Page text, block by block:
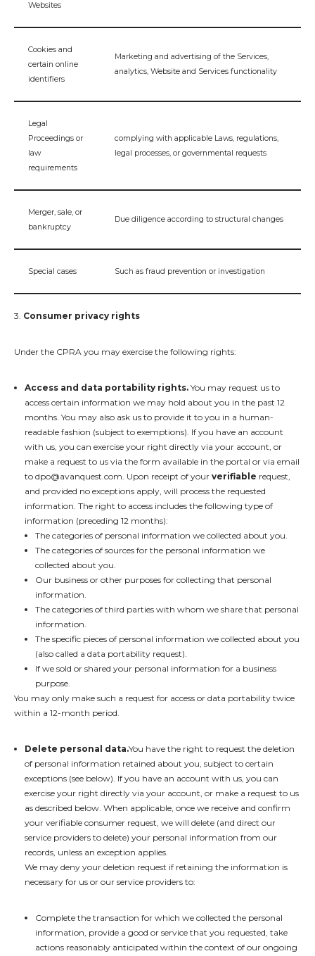
Websites
Cookies and
certain online
identifiers
Marketing and advertising of the Services,
analytics, Website and Services functionality
Legal
Proceedings or
law
requirements
complying with applicable Laws, regulations,
legal processes, or governmental requests
Merger, sale, or
bankruptcy
Due diligence according to structural changes
Special cases Such as fraud prevention or investigation
3. Consumer privacy rights
Under the CPRA you may exercise the following rights:
Access and data portability rights. You may request us to
access certain information we may hold about you in the past 12
months. You may also ask us to provide it to you in a human-
readable fashion (subject to exemptions). If you have an account
with us, you can exercise your right directly via your account, or
make a request to us via the form available in the portal or via email
to dpo@avanquest.com. Upon receipt of your verifiable request,
and provided no exceptions apply, will process the requested
information. The right to access includes the following type of
information (preceding 12 months):
The categories of personal information we collected about you.
The categories of sources for the personal information we
collected about you.
Our business or other purposes for collecting that personal
information.
The categories of third parties with whom we share that personal
information.
The specific pieces of personal information we collected about you
(also called a data portability request).
If we sold or shared your personal information for a business
purpose.
You may only make such a request for access or data portability twice
within a 12-month period.
Delete personal data.You have the right to request the deletion
of personal information retained about you, subject to certain
exceptions (see below). If you have an account with us, you can
exercise your right directly via your account, or make a request to us
as described below. When applicable, once we receive and confirm
your verifiable consumer request, we will delete (and direct our
service providers to delete) your personal information from our
records, unless an exception applies.
We may deny your deletion request if retaining the information is
necessary for us or our service providers to:
Complete the transaction for which we collected the personal
information, provide a good or service that you requested, take
actions reasonably anticipated within the context of our ongoing